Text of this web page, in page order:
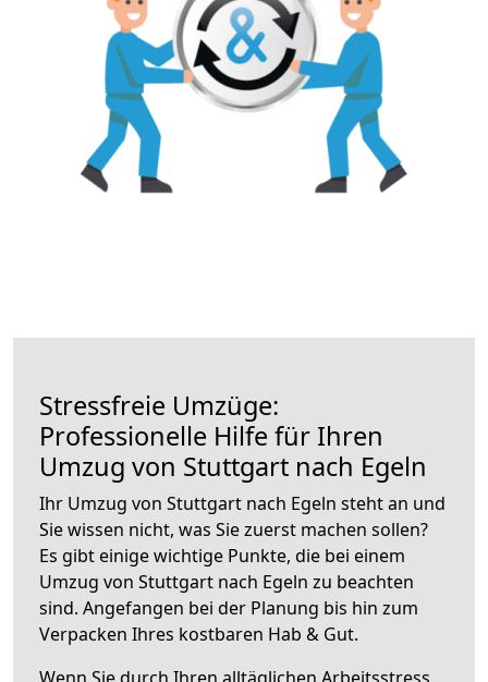
Stressfreie Umzüge:
Professionelle Hilfe für Ihren
Umzug von Stuttgart nach Egeln
Ihr Umzug von Stuttgart nach Egeln steht an und
Sie wissen nicht, was Sie zuerst machen sollen?
Es gibt einige wichtige Punkte, die bei einem
Umzug von Stuttgart nach Egeln zu beachten
sind. Angefangen bei der Planung bis hin zum
Verpacken Ihres kostbaren Hab & Gut.